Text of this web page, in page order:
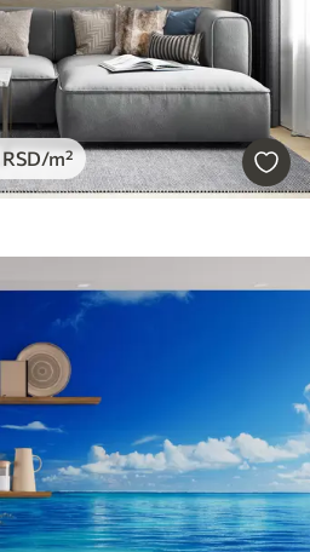
RSD/m²